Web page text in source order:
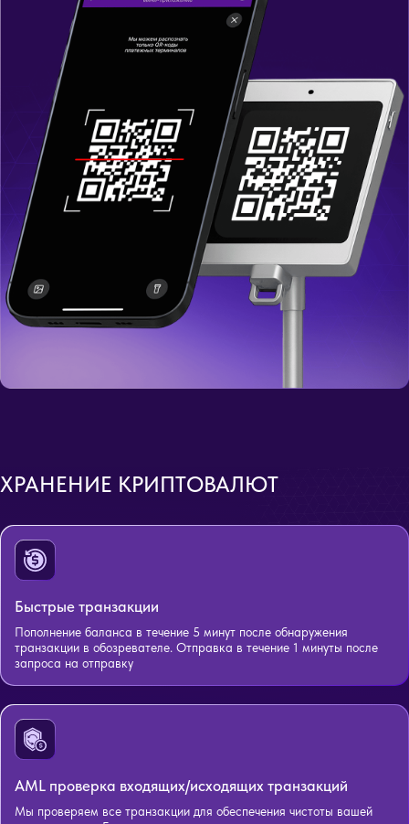
ХРАНЕНИЕ КРИПТОВАЛЮТ
Быстрые транзакции
Пополнение баланса в течение 5 минут после обнаружения
транзакции в обозревателе. Отправка в течение 1 минуты после
запроса на отправку
AML проверка входящих/исходящих транзакций
Мы проверяем все транзакции для обеспечения чистоты вашей